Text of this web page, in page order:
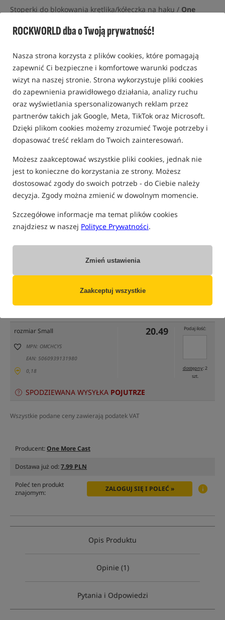
ROCKWORLD dba o Twoją prywatność!
Nasza strona korzysta z plików cookies, które pomagają
zapewnić Ci bezpieczne i komfortowe warunki podczas
wizyt na naszej stronie. Strona wykorzystuje pliki cookies
do zapewnienia prawidłowego działania, analizy ruchu
oraz wyświetlania spersonalizowanych reklam przez
partnerów takich jak Google, Meta, TikTok oraz Microsoft.
Dzięki plikom cookies możemy zrozumieć Twoje potrzeby i
dopasować treść reklam do Twoich zainteresowań.
Możesz zaakceptować wszystkie pliki cookies, jednak nie
jest to konieczne do korzystania ze strony. Możesz
dostosować zgody do swoich potrzeb - do Ciebie należy
decyzja. Zgody można zmienić w dowolnym momencie.
Szczegółowe informacje ma temat plików cookies
znajdziesz w naszej Polityce Prywatności.
Zmień ustawienia
Zaakceptuj wszystkie
Stoperki do blokowania krętlika/kółeczka na haku / One
1 opinia | ponad 80 osób kupiło ten produkt
(część opcji mogła zostać ukryta przez wybrany sposób filtrowania)
rozmiar Small
MPN: OMCHCYS
EAN: 5060939131980
0,18
20.49 Podaj ilość:
dostępny: 2
szt.
SPODZIEWANA WYSYŁKA POJUTRZE
Wszystkie podane ceny zawierają podatek VAT
Producent:One More Cast
Dostawa już od:7.99 PLN
Poleć ten produkt
znajomym:
ZALOGUJ SIĘ I POLEĆ »
Opis Produktu
Opinie (1)
Pytania i Odpowiedzi